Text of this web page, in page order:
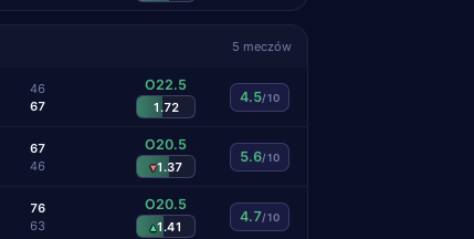
5 meczów
4
6
6
7
O22.5
1.72
4.5/10
6
4
7
6
O20.5
▾1.37
5.6/10
7
6
6
3
O20.5
▴1.41
4.7/10